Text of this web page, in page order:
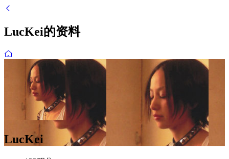
LucKei的资料
LucKei